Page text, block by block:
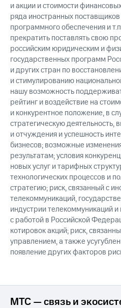
и акции и стоимости
ряда иностранных поставщиков
программного обеспечения и
прекратить поставлять свою
российским юридическим и
государственных программ
и других стран по
и стимулированию
нашу возможность
рейтинг и воздействие на
и конкурентное положение, в
стратегическую деятельность,
и отчуждения и успешность
бизнесов; возможные
результатам; условия
новых услуг и тарифных
технологических процессов и
стратегию; риск, связанный с
телекоммуникаций,
индустрии телекоммуникаций
с работой в Российской
котировок акций; риск,
управлением, а также
появление других факторов
МТС — связь и